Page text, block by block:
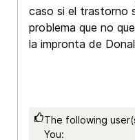
caso si el trastorno
problema que no
la impronta de
The following
You: